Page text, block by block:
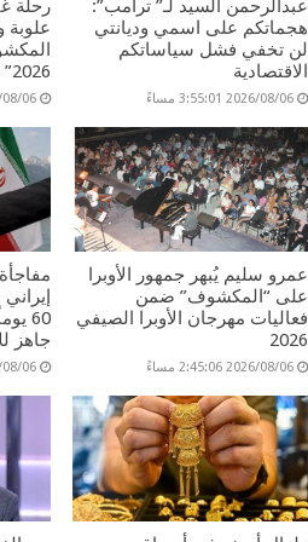
عبدالرحمن السيد لـ” ترامب”:
هجماتكم على اسمي وديانتي
لن تخفي فشل سياساتكم
الاقتصادية
2026/08/06 3:55:01 مساءً
رحلة
علوبة
2026”
2026/08/06
عمرو سليم يُبهر جمهور الأوبرا
على “المكشوف” ضمن
فعاليات مهرجان الأوبرا الصيفي
2026
2026/08/06 2:45:06 مساءً
60
جاهز
2026/08/06